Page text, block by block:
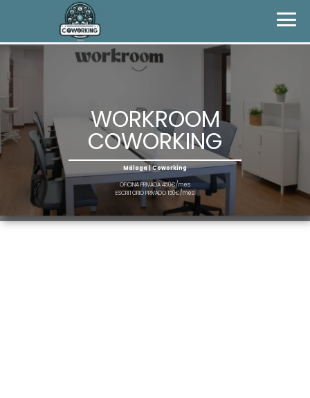
WORKROOM
COWORKING
Málaga | Coworking
OFICINA PRIVADA 450€/mes
ESCRITORIO PRIVADO 150€/mes